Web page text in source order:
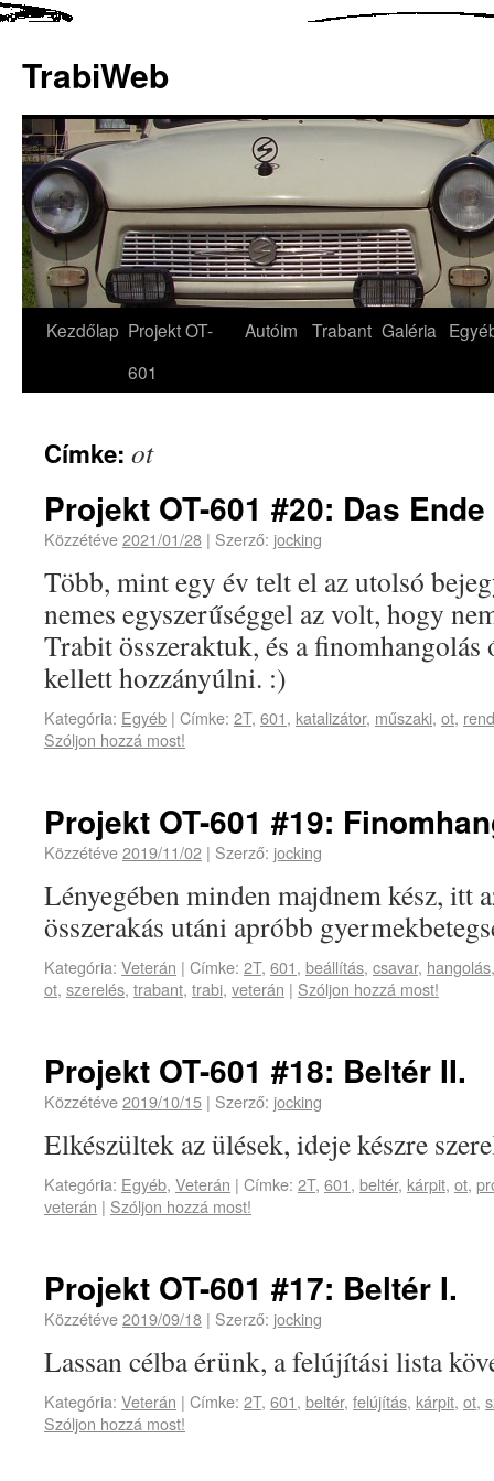
TrabiWeb
Kezdőlap Projekt OT-
601
Autóim Trabant Galéria
Címke: ot
Projekt OT-601 #20: Das Ende
Közzétéve2021/01/28 | Szerző: jocking
Több, mint egy év telt el az utolsó
nemes egyszerűséggel az volt, hogy
Trabit összeraktuk, és a finomhangolás
kellett hozzányúlni. :)
Kategória: Egyéb | Címke: 2T, 601, katalizátor, műszaki, ot,
Szóljon hozzá most!
Projekt OT-601 #19:
Közzétéve2019/11/02 | Szerző: jocking
Lényegében minden majdnem kész, itt
összerakás utáni apróbb
Kategória: Veterán | Címke: 2T, 601, beállítás, csavar, hangolás
ot, szerelés, trabant, trabi, veterán | Szóljon hozzá most!
Projekt OT-601 #18: Beltér II.
Közzétéve2019/10/15 | Szerző: jocking
Elkészültek az ülések, ideje készre
Kategória: Egyéb, Veterán | Címke: 2T, 601, beltér, kárpit, ot,
veterán | Szóljon hozzá most!
Projekt OT-601 #17: Beltér I.
Közzétéve2019/09/18 | Szerző: jocking
Lassan célba érünk, a felújítási lista
Kategória: Veterán | Címke: 2T, 601, beltér, felújítás, kárpit, ot,
Szóljon hozzá most!